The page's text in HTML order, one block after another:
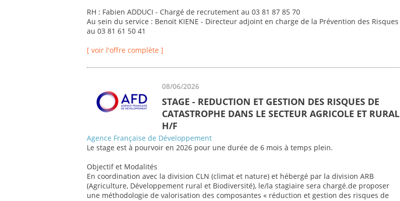
RH : Fabien ADDUCI - Chargé de recrutement au 03 81 87 85 70
Au sein du service : Benoit KIENE - Directeur adjoint en charge de la Prévention des Risques
au 03 81 61 50 41
[ voir l'offre complète ]
08/06/2026
STAGE - REDUCTION ET GESTION DES RISQUES DE
CATASTROPHE DANS LE SECTEUR AGRICOLE ET RURAL
H/F
Agence Française de Développement
Le stage est à pourvoir en 2026 pour une durée de 6 mois à temps plein.
Objectif et Modalités
En coordination avec la division CLN (climat et nature) et hébergé par la division ARB
(Agriculture, Développement rural et Biodiversité), le/la stagiaire sera chargé.de proposer
une méthodologie de valorisation des composantes « réduction et gestion des risques de